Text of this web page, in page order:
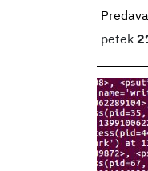
petek